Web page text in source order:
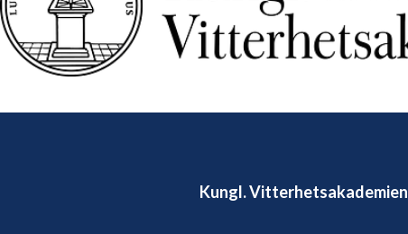
Kungl. Vitterhetsakademien